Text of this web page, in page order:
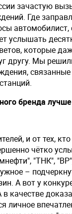
зачастую
Где
автомобилист,
услышать
которые
другу. Мы
связанные
бренда
и от тех,
чётко
"ТНК",
–
А вот у
качестве
личное